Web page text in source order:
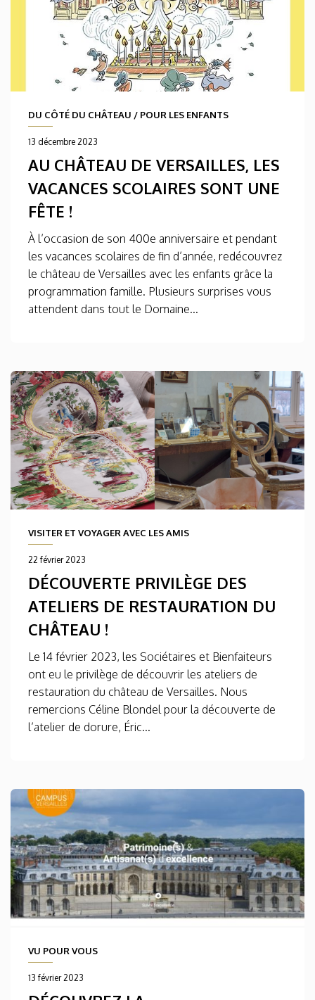
DU CÔTÉ DU CHÂTEAU / POUR LES ENFANTS
13 décembre 2023
AU CHÂTEAU DE VERSAILLES, LES
VACANCES SCOLAIRES SONT UNE
FÊTE !
À l’occasion de son 400e anniversaire et pendant
les vacances scolaires de fin d’année, redécouvrez
le château de Versailles avec les enfants grâce la
programmation famille. Plusieurs surprises vous
attendent dans tout le Domaine...
VISITER ET VOYAGER AVEC LES AMIS
22 février 2023
DÉCOUVERTE PRIVILÈGE DES
ATELIERS DE RESTAURATION DU
CHÂTEAU !
Le 14 février 2023, les Sociétaires et Bienfaiteurs
ont eu le privilège de découvrir les ateliers de
restauration du château de Versailles. Nous
remercions Céline Blondel pour la découverte de
l’atelier de dorure, Éric...
VU POUR VOUS
13 février 2023